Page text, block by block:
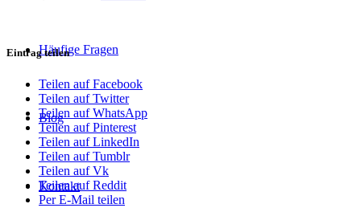
Häufige Fragen
Blog
Kontakt
Eintrag teilen
Teilen auf Facebook
Teilen auf Twitter
Teilen auf WhatsApp
Teilen auf Pinterest
Teilen auf LinkedIn
Teilen auf Tumblr
Teilen auf Vk
Teilen auf Reddit
Per E-Mail teilen